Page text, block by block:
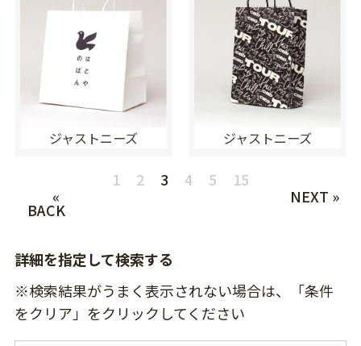
ジャストニーズ ジャストニーズ
«
BACK
1 2 3 4 5
15
NEXT »
詳細を指定して検索する
※検索結果がうまく表示されない場合は、「条件
をクリア」をクリックしてください